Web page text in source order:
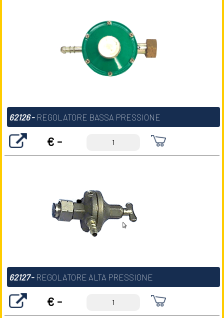
62126- REGOLATORE BASSA PRESSIONE
€ -
62127- REGOLATORE ALTA PRESSIONE
€ -